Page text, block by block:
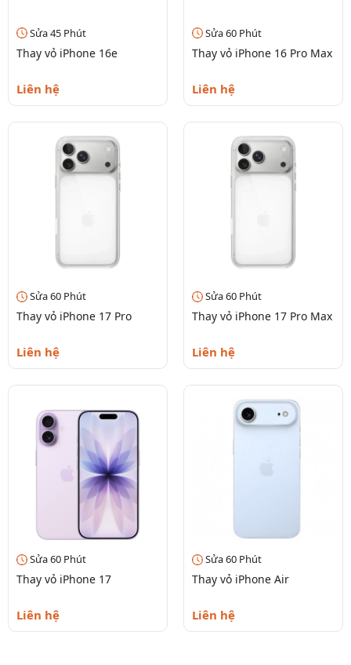
Sửa 45 Phút
Thay vỏ iPhone 16e
Liên hệ
Sửa 60 Phút
Thay vỏ iPhone 16 Pro Max
Liên hệ
Sửa 60 Phút
Thay vỏ iPhone 17 Pro
Liên hệ
Sửa 60 Phút
Thay vỏ iPhone 17 Pro Max
Liên hệ
Sửa 60 Phút
Thay vỏ iPhone 17
Liên hệ
Sửa 60 Phút
Thay vỏ iPhone Air
Liên hệ